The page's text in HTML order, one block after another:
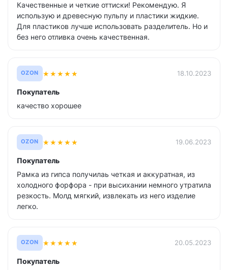
Качественные и четкие оттиски! Рекомендую. Я
использую и древесную пульпу и пластики жидкие.
Для пластиков лучше использовать разделитель. Но и
без него отливка очень качественная.
OZON ★★★★★ 18.10.2023
Покупатель
качество хорошее
OZON ★★★★★ 19.06.2023
Покупатель
Рамка из гипса получилаь четкая и аккуратная, из
холодного форфора - при высихании немного утратила
резкость. Молд мягкий, извлекать из него изделие
легко.
OZON ★★★★★ 20.05.2023
Покупатель